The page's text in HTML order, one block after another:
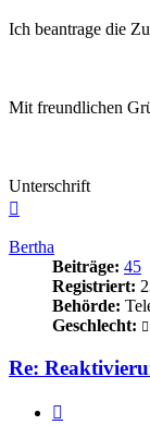
Ich beantrage die
Mit freundlichen
Unterschrift
Bertha
Beiträge: 45
Registriert:
Behörde:
Geschlecht:
Re: